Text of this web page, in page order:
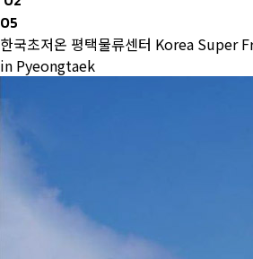
05
한국초저온 평택물류센터 Korea Super
in Pyeongtaek